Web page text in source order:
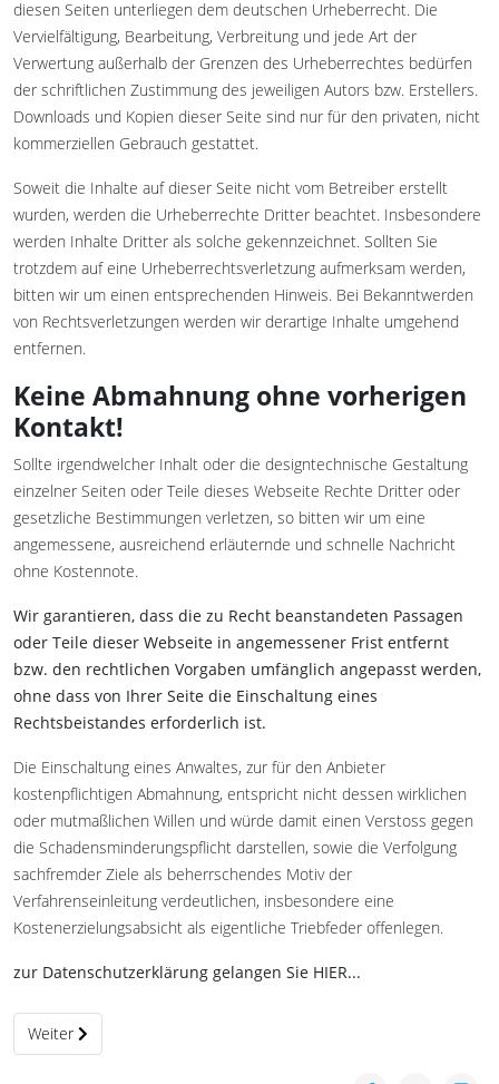
diesen Seiten unterliegen dem deutschen Urheberrecht. Die
Vervielfältigung, Bearbeitung, Verbreitung und jede Art der
Verwertung außerhalb der Grenzen des Urheberrechtes bedürfen
der schriftlichen Zustimmung des jeweiligen Autors bzw. Erstellers.
Downloads und Kopien dieser Seite sind nur für den privaten, nicht
kommerziellen Gebrauch gestattet.
Soweit die Inhalte auf dieser Seite nicht vom Betreiber erstellt
wurden, werden die Urheberrechte Dritter beachtet. Insbesondere
werden Inhalte Dritter als solche gekennzeichnet. Sollten Sie
trotzdem auf eine Urheberrechtsverletzung aufmerksam werden,
bitten wir um einen entsprechenden Hinweis. Bei Bekanntwerden
von Rechtsverletzungen werden wir derartige Inhalte umgehend
entfernen.
Keine Abmahnung ohne vorherigen
Kontakt!
Sollte irgendwelcher Inhalt oder die designtechnische Gestaltung
einzelner Seiten oder Teile dieses Webseite Rechte Dritter oder
gesetzliche Bestimmungen verletzen, so bitten wir um eine
angemessene, ausreichend erläuternde und schnelle Nachricht
ohne Kostennote.
Wir garantieren, dass die zu Recht beanstandeten Passagen
oder Teile dieser Webseite in angemessener Frist entfernt
bzw. den rechtlichen Vorgaben umfänglich angepasst werden,
ohne dass von Ihrer Seite die Einschaltung eines
Rechtsbeistandes erforderlich ist.
Die Einschaltung eines Anwaltes, zur für den Anbieter
kostenpflichtigen Abmahnung, entspricht nicht dessen wirklichen
oder mutmaßlichen Willen und würde damit einen Verstoss gegen
die Schadensminderungspflicht darstellen, sowie die Verfolgung
sachfremder Ziele als beherrschendes Motiv der
Verfahrenseinleitung verdeutlichen, insbesondere eine
Kostenerzielungsabsicht als eigentliche Triebfeder offenlegen.
zur Datenschutzerklärung gelangen Sie HIER...
Nächster Beitrag: Datenschutz
Weiter